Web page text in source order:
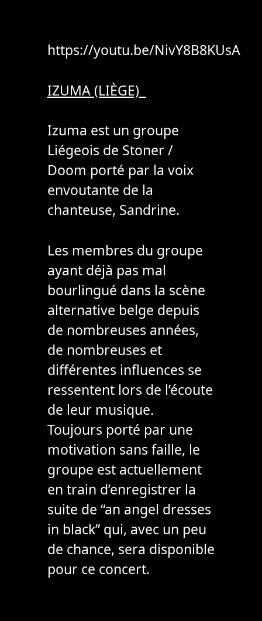
https://youtu.be/NivY8B8KUsA
IZUMA (LIÈGE)
Izuma est un groupe
Liégeois de Stoner /
Doom porté par la voix
envoutante de la
chanteuse, Sandrine.
Les membres du groupe
ayant déjà pas mal
bourlingué dans la scène
alternative belge depuis
de nombreuses années,
de nombreuses et
différentes influences se
ressentent lors de l’écoute
de leur musique.
Toujours porté par une
motivation sans faille, le
groupe est actuellement
en train d’enregistrer la
suite de “an angel dresses
in black” qui, avec un peu
de chance, sera disponible
pour ce concert.